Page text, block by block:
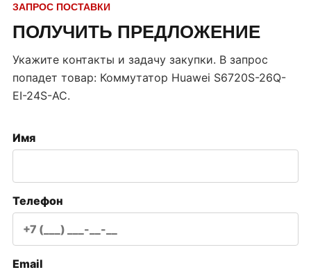
ЗАПРОС ПОСТАВКИ
ПОЛУЧИТЬ ПРЕДЛОЖЕНИЕ
Укажите контакты и задачу закупки. В запрос
попадет товар: Коммутатор Huawei S6720S-26Q-
EI-24S-AC.
Имя
Телефон
Email